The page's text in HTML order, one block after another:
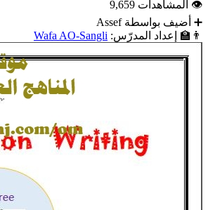
👁 المشاهدات 9,659
➕ أضيف بواسطة Assef
👨‍🏫
إعداد المدرّس: Wafa AO-Sangli